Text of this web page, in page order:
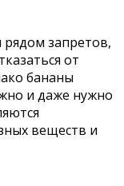
запретов,
от
бананы
и даже нужно
веществ и